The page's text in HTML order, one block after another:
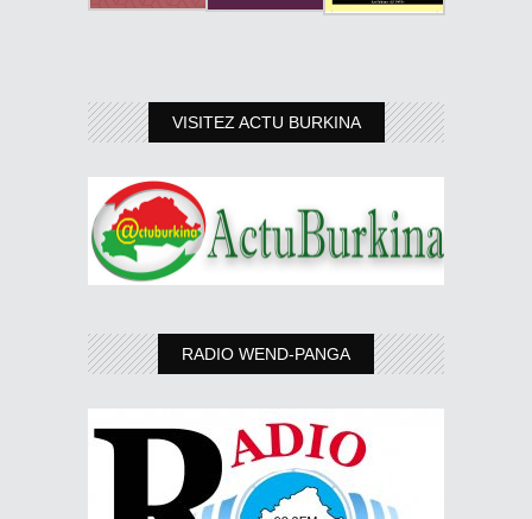
VISITEZ ACTU BURKINA
RADIO WEND-PANGA